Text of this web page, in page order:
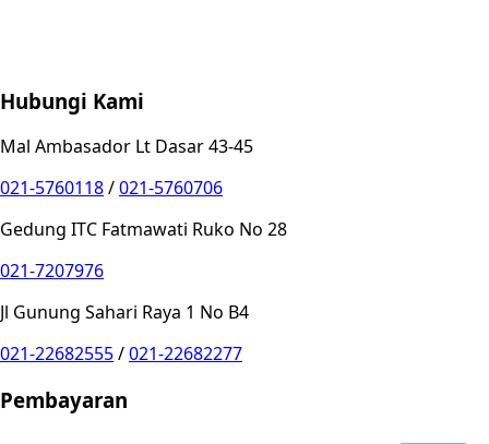
Hubungi Kami
Mal Ambasador Lt Dasar 43-45
021-5760118/021-5760706
Gedung ITC Fatmawati Ruko No 28
021-7207976
Jl Gunung Sahari Raya 1 No B4
021-22682555/021-22682277
Pembayaran